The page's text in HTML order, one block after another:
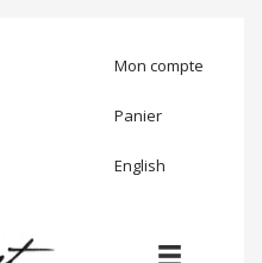
Mon compte
Panier
English